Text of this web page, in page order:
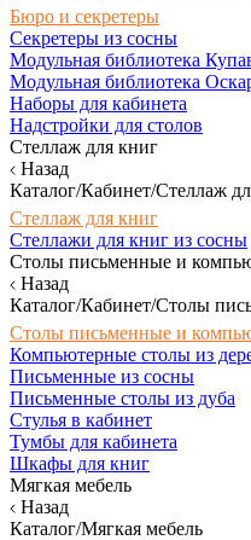
Бюро и секретеры
Секретеры из сосны
Модульная библиотека
Модульная библиотека
Наборы для кабинета
Надстройки для столов
Стеллаж для книг
Назад
Каталог/Кабинет/Стеллаж
Стеллаж для книг
Стеллажи для книг из сосны
Столы письменные и
Назад
Каталог/Кабинет/Столы
Столы письменные и
Компьютерные столы из
Письменные из сосны
Письменные столы из дуба
Стулья в кабинет
Тумбы для кабинета
Шкафы для книг
Мягкая мебель
Назад
Каталог/Мягкая мебель